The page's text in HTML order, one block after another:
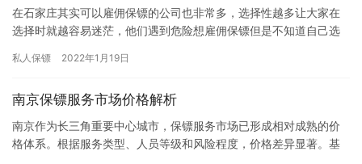
在石家庄其实可以雇佣保镖的公司也非常多，选择性越多让大家在
选择时就越容易迷茫，他们遇到危险想雇佣保镖但是不知道自己选
一…
私人保镖 2022年1月19日
南京保镖服务市场价格解析
南京作为长三角重要中心城市，保镖服务市场已形成相对成熟的价
格体系。根据服务类型、人员等级和风险程度，价格差异显著。基